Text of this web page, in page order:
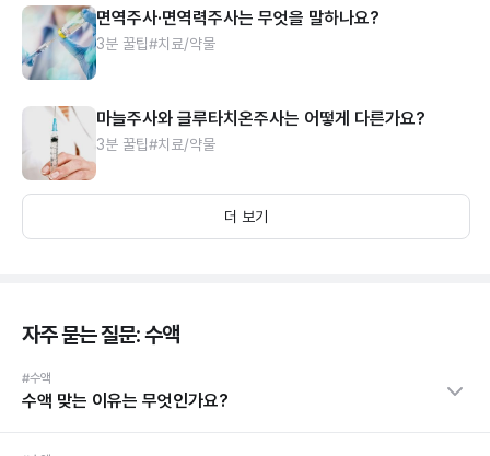
면역주사·면역력주사는 무엇을 말하나요?
3분 꿀팁#치료/약물
마늘주사와 글루타치온주사는 어떻게 다른가요?
3분 꿀팁#치료/약물
더 보기
자주 묻는 질문: 수액
#수액
수액 맞는 이유는 무엇인가요?